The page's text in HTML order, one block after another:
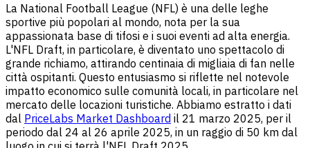
La National Football League (NFL) è una delle leghe
sportive più popolari al mondo, nota per la sua
appassionata base di tifosi e i suoi eventi ad alta energia.
L'NFL Draft, in particolare, è diventato uno spettacolo di
grande richiamo, attirando centinaia di migliaia di fan nelle
città ospitanti. Questo entusiasmo si riflette nel notevole
impatto economico sulle comunità locali, in particolare nel
mercato delle locazioni turistiche. Abbiamo estratto i dati
dal PriceLabs Market Dashboard il 21 marzo 2025, per il
periodo dal 24 al 26 aprile 2025, in un raggio di 50 km dal